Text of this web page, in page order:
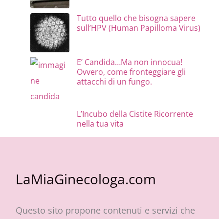
Tutto quello che bisogna sapere
sull’HPV (Human Papilloma Virus)
E’ Candida…Ma non innocua!
Ovvero, come fronteggiare gli
attacchi di un fungo.
L’Incubo della Cistite Ricorrente
nella tua vita
LaMiaGinecologa.com
Questo sito propone contenuti e servizi che